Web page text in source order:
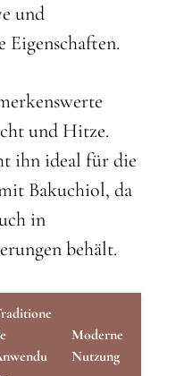
und
Eigenschaften.
und Hitze.
ihn ideal für die
Bakuchiol, da
in
behält.
Moderne
Nutzung